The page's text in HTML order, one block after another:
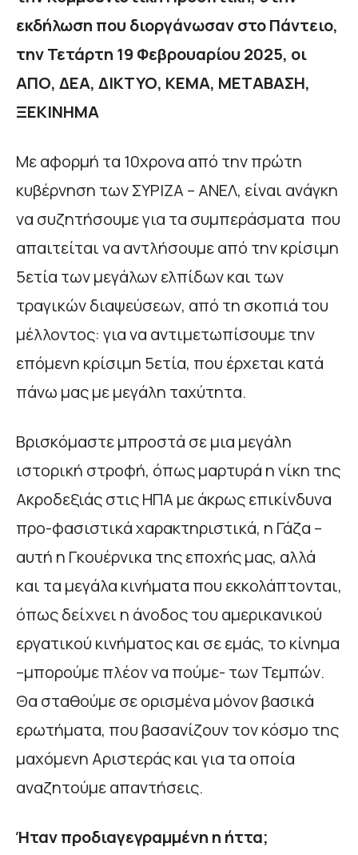
εκδήλωση που διοργάνωσαν στο Πάντειο,
την Τετάρτη 19 Φεβρουαρίου 2025, οι
ΑΠΟ, ΔΕΑ, ΔΙΚΤΥΟ, ΚΕΜΑ, ΜΕΤΑΒΑΣΗ,
ΞΕΚΙΝΗΜΑ
Με αφορμή τα 10χρονα από την πρώτη
κυβέρνηση των ΣΥΡΙΖΑ – ΑΝΕΛ, είναι ανάγκη
να συζητήσουμε για τα συμπεράσματα που
απαιτείται να αντλήσουμε από την κρίσιμη
5ετία των μεγάλων ελπίδων και των
τραγικών διαψεύσεων, από τη σκοπιά του
μέλλοντος: για να αντιμετωπίσουμε την
επόμενη κρίσιμη 5ετία, που έρχεται κατά
πάνω μας με μεγάλη ταχύτητα.
Βρισκόμαστε μπροστά σε μια μεγάλη
ιστορική στροφή, όπως μαρτυρά η νίκη της
Ακροδεξιάς στις ΗΠΑ με άκρως επικίνδυνα
προ-φασιστικά χαρακτηριστικά, η Γάζα –
αυτή η Γκουέρνικα της εποχής μας, αλλά
και τα μεγάλα κινήματα που εκκολάπτονται,
όπως δείχνει η άνοδος του αμερικανικού
εργατικού κινήματος και σε εμάς, το κίνημα
–μπορούμε πλέον να πούμε- των Τεμπών.
Θα σταθούμε σε ορισμένα μόνον βασικά
ερωτήματα, που βασανίζουν τον κόσμο της
μαχόμενη Αριστεράς και για τα οποία
αναζητούμε απαντήσεις.
Ήταν προδιαγεγραμμένη η ήττα;